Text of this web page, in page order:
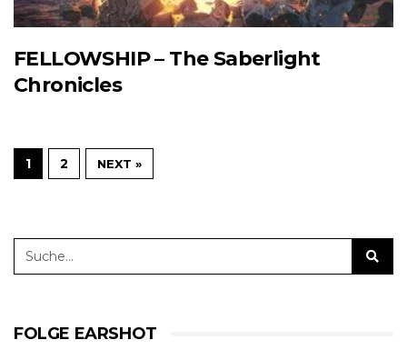
FELLOWSHIP – The Saberlight
Chronicles
1 2 NEXT »
FOLGE EARSHOT